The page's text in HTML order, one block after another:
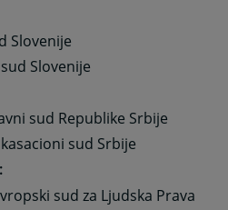
Slovenije
Slovenije
sud Republike Srbije
sud Srbije
sud za Ljudska Prava